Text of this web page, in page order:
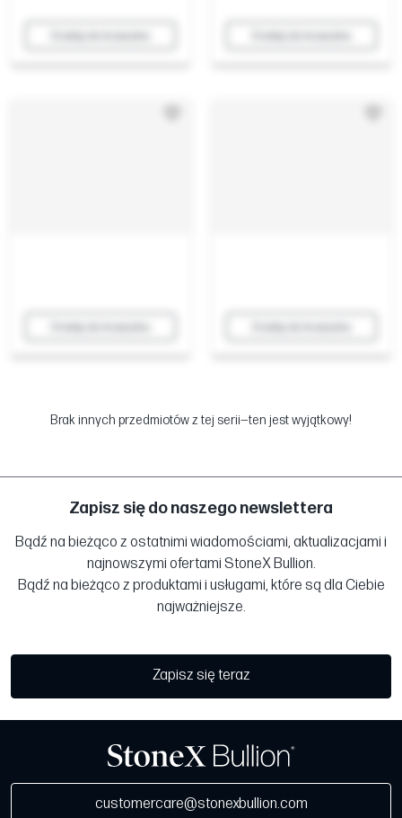
Brak innych przedmiotów z tej serii—ten jest wyjątkowy!
Zapisz się do naszego newslettera
Bądź na bieżąco z ostatnimi wiadomościami, aktualizacjami i
najnowszymi ofertami StoneX Bullion.
Bądź na bieżąco z produktami i usługami, które są dla Ciebie
najważniejsze.
Zapisz się teraz
customercare@stonexbullion.com